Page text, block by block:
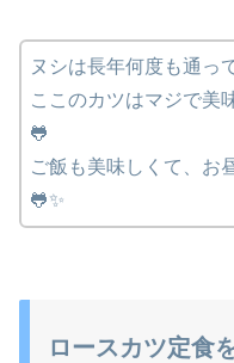
ヌシは長年何度も通っ
ここのカツはマジで美
🐸
ご飯も美味しくて、お
🐸✨
ロースカツ定食